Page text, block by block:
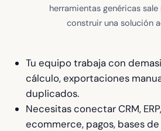
herramientas genéricas
construir una solución
Tu equipo trabaja con
cálculo, exportaciones
duplicados.
Necesitas conectar CRM,
ecommerce, pagos, bases